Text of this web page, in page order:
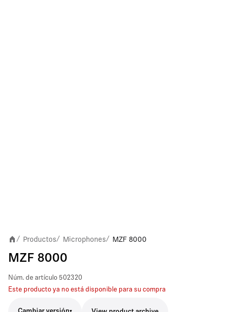
/ Productos/ Microphones/ MZF 8000
MZF 8000
Núm. de artículo 502320
Este producto ya no está disponible para su compra